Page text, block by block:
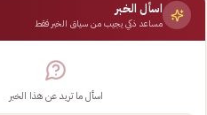
اسأل الخبر
مساعد ذكي يجيب من سياق الخبر فقط
اسأل ما تريد عن هذا الخبر